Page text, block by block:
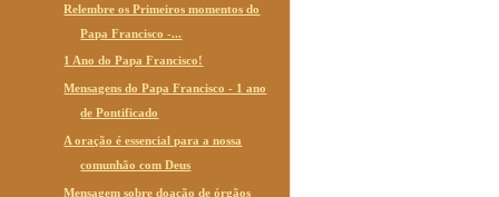
Relembre os Primeiros momentos do
Papa Francisco -...
1 Ano do Papa Francisco!
Mensagens do Papa Francisco - 1 ano
de Pontificado
A oração é essencial para a nossa
comunhão com Deus
Mensagem sobre doação de órgãos